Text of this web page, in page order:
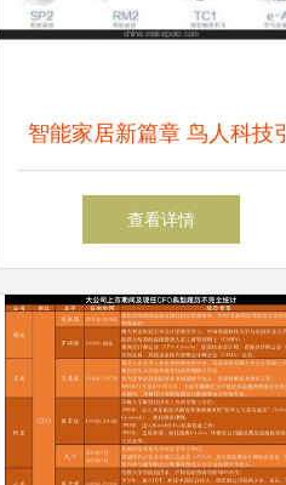
智能家居新篇章 鸟人科技引
领家电互联网化革命
查看详情